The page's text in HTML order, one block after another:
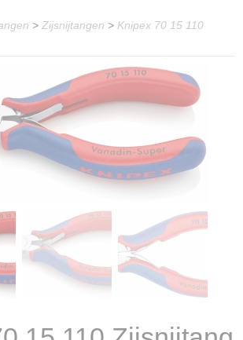
> Zijsnijtangen > Knipex 70 15 110